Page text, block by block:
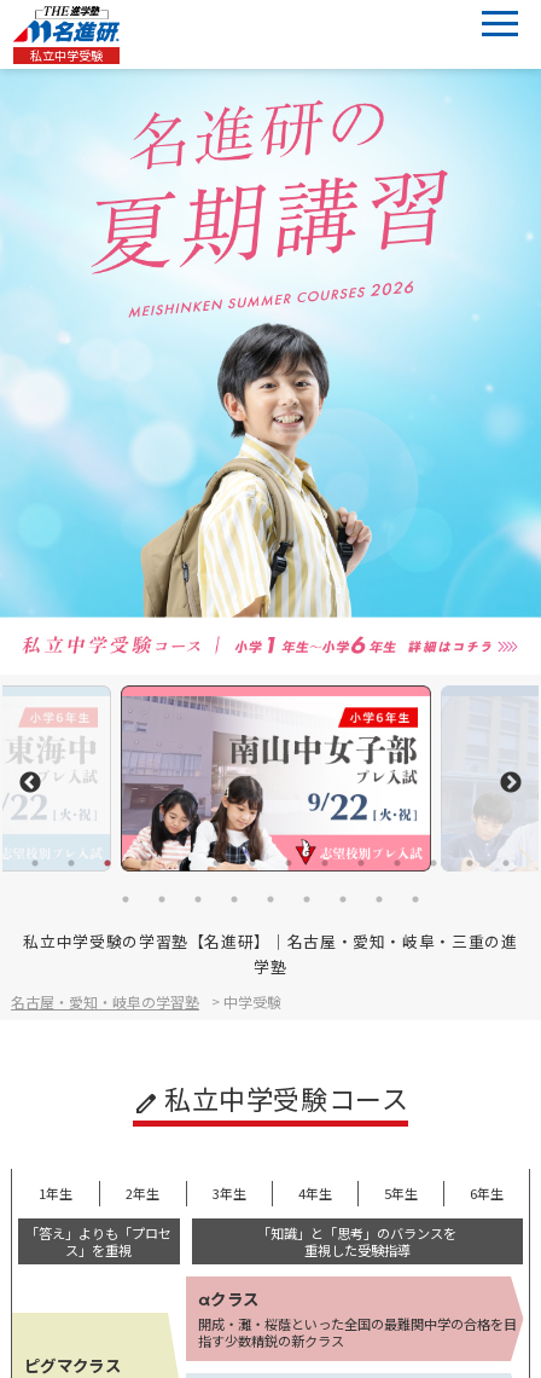
私立中学受験
私立中学受験の学習塾【名進研】｜名古屋・愛知・岐阜・三重の進
学塾
名古屋・愛知・岐阜の学習塾 > 中学受験
私立中学受験コース
1年生 2年生 3年生 4年生 5年生 6年生
「答え」よりも「プロセ
ス」を重視
「知識」と「思考」のバランスを
重視した受験指導
αクラス
開成・灘・桜蔭といった全国の最難関中学の合格を目
指す少数精鋭の新クラス
ピグマクラス